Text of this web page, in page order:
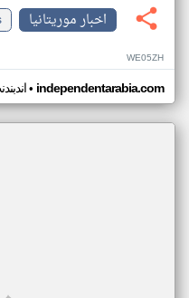
اخبار موريتانيا
WE05ZH
• independentarabia.com